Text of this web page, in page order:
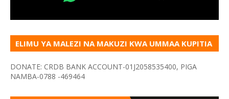
ELIMU YA MALEZI NA MAKUZI KWA UMMAA KUPITIA
DONATE: CRDB BANK ACCOUNT-01J2058535400, PIGA
NAMBA-0788 -469464